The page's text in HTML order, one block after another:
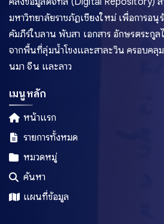
มหาวิทยาลัยราชภัฏเชียงใหม่ เพื่อการอ
คัมภีร์ใบลาน พับสา เอกสาร อักษรตระกู
จากพื้นที่ลุ่มน้ำโขงและสาละวิน ครอบคลุ
นมา จีน และลาว
เมนูหลัก
หน้าแรก
รายการทั้งหมด
หมวดหมู่
ค้นหา
แผนที่ข้อมูล